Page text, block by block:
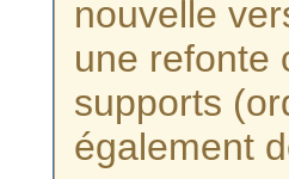
nouvelle
une refonte
supports
également